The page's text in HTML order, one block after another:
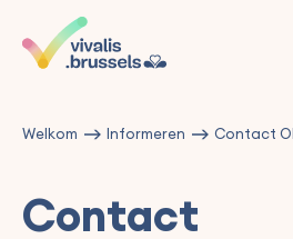
Welkom Informeren Contact
Contact